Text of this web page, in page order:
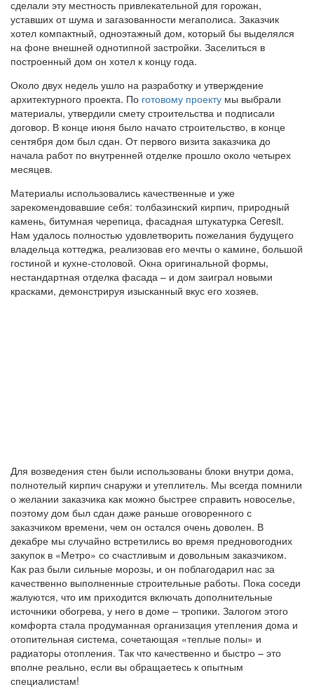
сделали эту местность привлекательной для горожан,
уставших от шума и загазованности мегаполиса. Заказчик
хотел компактный, одноэтажный дом, который бы выделялся
на фоне внешней однотипной застройки. Заселиться в
построенный дом он хотел к концу года.
Около двух недель ушло на разработку и утверждение
архитектурного проекта. По готовому проекту мы выбрали
материалы, утвердили смету строительства и подписали
договор. В конце июня было начато строительство, в конце
сентября дом был сдан. От первого визита заказчика до
начала работ по внутренней отделке прошло около четырех
месяцев.
Материалы использовались качественные и уже
зарекомендовавшие себя: толбазинский кирпич, природный
камень, битумная черепица, фасадная штукатурка Ceresit.
Нам удалось полностью удовлетворить пожелания будущего
владельца коттеджа, реализовав его мечты о камине, большой
гостиной и кухне-столовой. Окна оригинальной формы,
нестандартная отделка фасада – и дом заиграл новыми
красками, демонстрируя изысканный вкус его хозяев.
Для возведения стен были использованы блоки внутри дома,
полнотелый кирпич снаружи и утеплитель. Мы всегда помнили
о желании заказчика как можно быстрее справить новоселье,
поэтому дом был сдан даже раньше оговоренного с
заказчиком времени, чем он остался очень доволен. В
декабре мы случайно встретились во время предновогодних
закупок в «Метро» со счастливым и довольным заказчиком.
Как раз были сильные морозы, и он поблагодарил нас за
качественно выполненные строительные работы. Пока соседи
жалуются, что им приходится включать дополнительные
источники обогрева, у него в доме – тропики. Залогом этого
комфорта стала продуманная организация утепления дома и
отопительная система, сочетающая «теплые полы» и
радиаторы отопления. Так что качественно и быстро – это
вполне реально, если вы обращаетесь к опытным
специалистам!